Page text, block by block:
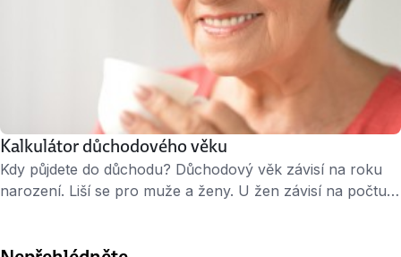
Kalkulátor důchodového věku
Kdy půjdete do důchodu? Důchodový věk závisí na roku
narození. Liší se pro muže a ženy. U žen závisí na počtu